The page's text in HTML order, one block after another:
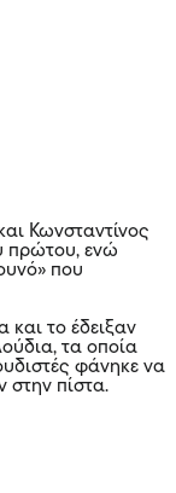
Κωνσταντίνος
πρώτου, ενώ
που
το έδειξαν
τα οποία
φάνηκε να
πίστα.